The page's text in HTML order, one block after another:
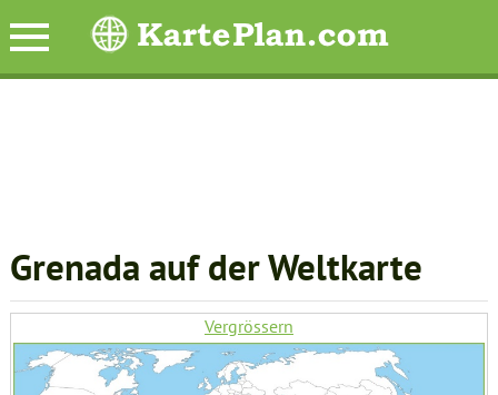
Grenada auf der Weltkarte
Vergrössern